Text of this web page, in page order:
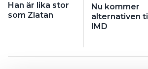
Han är lika stor
som Zlatan
Nu kommer
alternativen till
IMD